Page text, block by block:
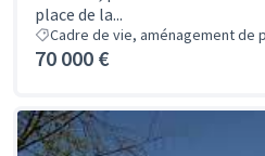
place de la...
Cadre de vie, aménagement de
70 000 €